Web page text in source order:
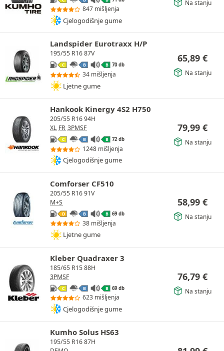
847 mišljenja
Cjelogodišnje gume
Na stanju
Landspider Eurotraxx H/P
195/55 R16 87V
C B B 70 db
34 mišljenja
Ljetne gume
65,89 €
Na stanju
Hankook Kinergy 4S2 H750
205/55 R16 94H
XL FR 3PMSF
C B B 72 db
1248 mišljenja
Cjelogodišnje gume
79,99 €
Na stanju
Comforser CF510
205/55 R16 91V
M+S
D B B 69 db
38 mišljenja
Ljetne gume
58,99 €
Na stanju
Kleber Quadraxer 3
185/65 R15 88H
3PMSF
C B B 69 db
623 mišljenja
Cjelogodišnje gume
76,79 €
Na stanju
Kumho Solus HS63
195/55 R16 87H